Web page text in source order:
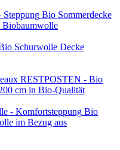
Bio Sommerdecke
Biobaumwolle
Schurwolle Decke
RESTPOSTEN - Bio
cm in Bio-Qualität
Bio
im Bezug aus